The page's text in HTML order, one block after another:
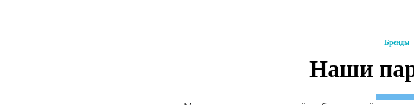
Бренды
Наши